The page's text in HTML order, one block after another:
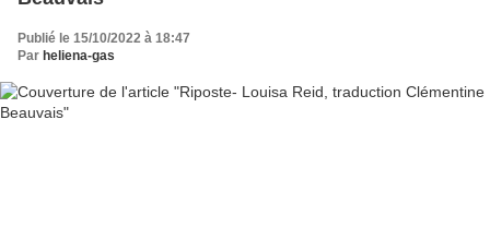
Publié le 15/10/2022 à 18:47
Par heliena-gas